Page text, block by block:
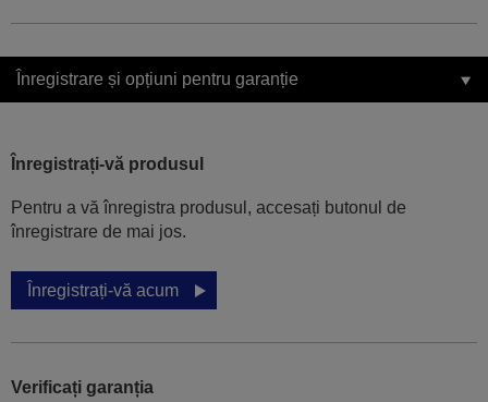
Înregistrare și opțiuni pentru garanție
Înregistrați-vă produsul
Pentru a vă înregistra produsul, accesați butonul de
înregistrare de mai jos.
Înregistrați-vă acum
Verificați garanția